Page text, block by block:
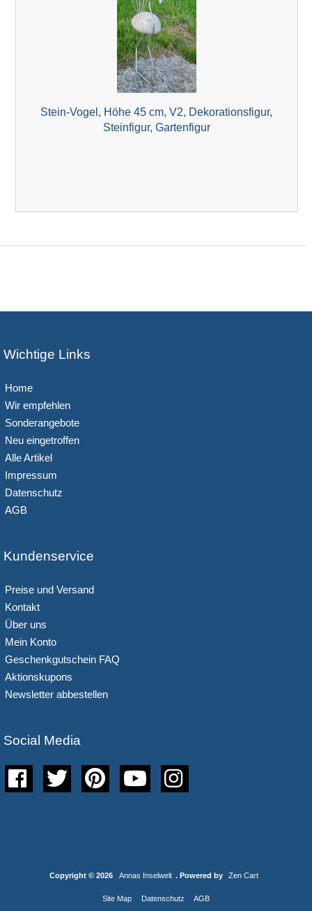
Stein-Vogel, Höhe 45 cm, V2, Dekorationsfigur,
Steinfigur, Gartenfigur
Wichtige Links
Home
Wir empfehlen
Sonderangebote
Neu eingetroffen
Alle Artikel
Impressum
Datenschutz
AGB
Kundenservice
Preise und Versand
Kontakt
Über uns
Mein Konto
Geschenkgutschein FAQ
Aktionskupons
Newsletter abbestellen
Social Media
Copyright © 2026 Annas Inselwelt . Powered by Zen Cart
Site Map Datenschutz AGB